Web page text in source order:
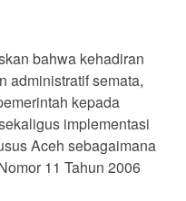
bahwa kehadiran
administratif semata,
kepada
implementasi
Aceh sebagaimana
11 Tahun 2006